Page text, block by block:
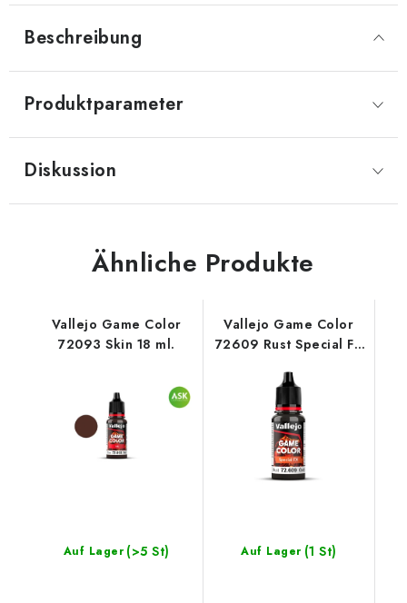
Beschreibung
Produktparameter
Diskussion
Ähnliche Produkte
Vallejo Game Color
72093 Skin 18 ml.
Auf Lager (>5 St)
Vallejo Game Color
72609 Rust Special FX
Auf Lager (1 St)